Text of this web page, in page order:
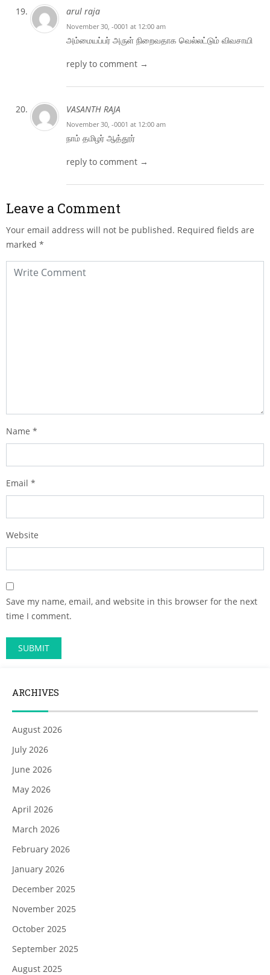
arul raja
November 30, -0001 at 12:00 am
அம்மையப்பர் அருள் நிறைவதாக வெல்லட்டும் விவசாயி
reply to comment →
VASANTH RAJA
November 30, -0001 at 12:00 am
நாம் தமிழர் ஆத்தூர்
reply to comment →
Leave a Comment
Your email address will not be published. Required fields are
marked *
Name *
Email *
Website
Save my name, email, and website in this browser for the next
time I comment.
ARCHIVES
August 2026
July 2026
June 2026
May 2026
April 2026
March 2026
February 2026
January 2026
December 2025
November 2025
October 2025
September 2025
August 2025